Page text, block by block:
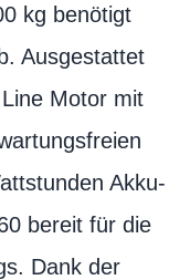
kg benötigt
Ausgestattet
Motor mit
Akku-
bereit für die
Dank der